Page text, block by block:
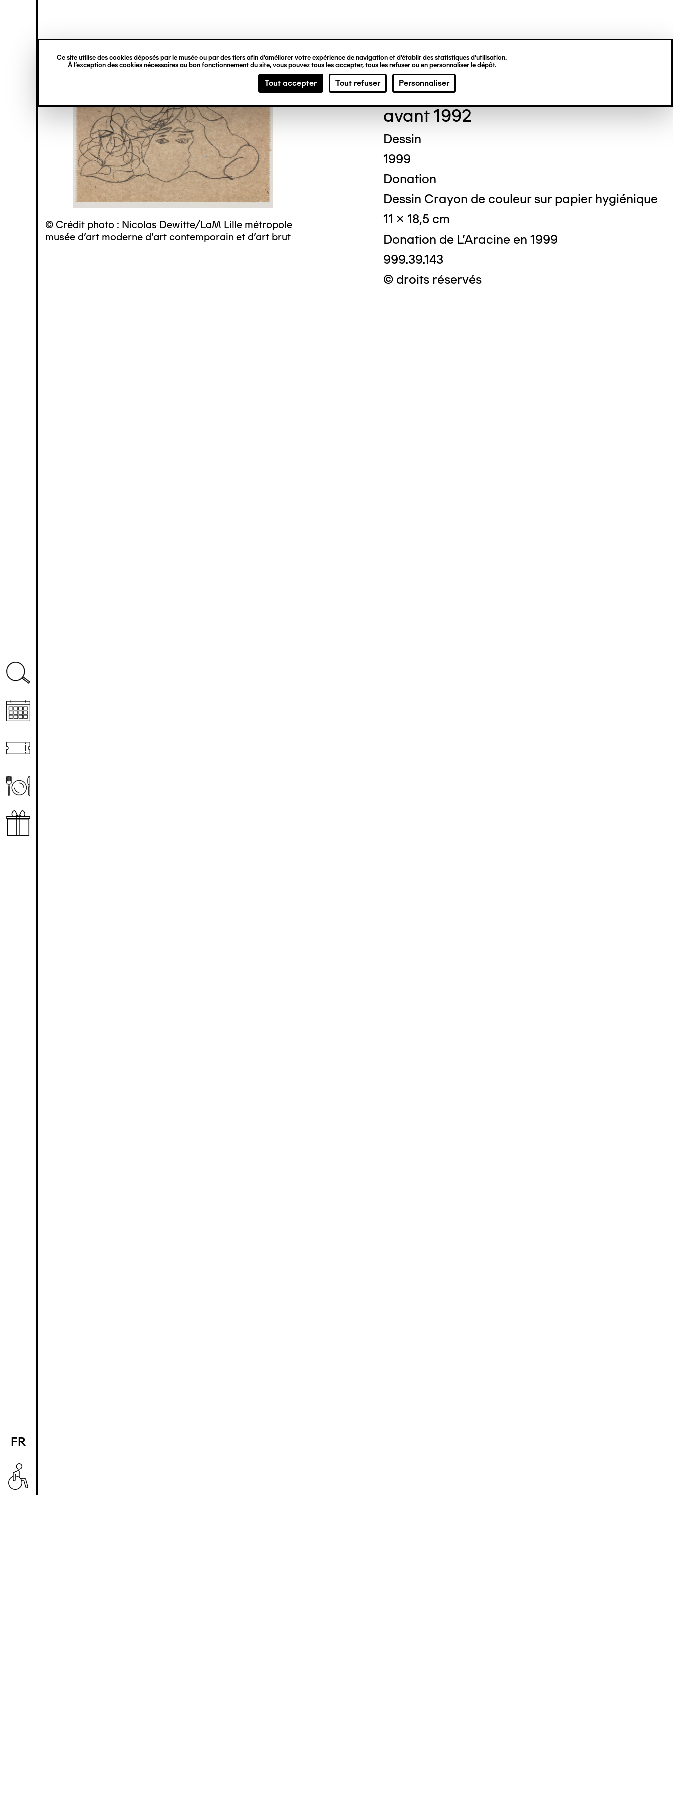
Ce site utilise des cookies déposés par le musée ou par des tiers afin d’améliorer votre expérience de navigation et d’établir des statistiques d’utilisation.
À l’exception des cookies nécessaires au bon fonctionnement du site, vous pouvez tous les accepter, tous les refuser ou en personnaliser le dépôt.
Tout accepter Tout refuser Personnaliser
principal
verticale
FR
EN
© Crédit photo : Nicolas Dewitte/LaM Lille métropole
musée d’art moderne d’art contemporain et d’art brut
Georgine HU
avant 1992
Dessin
1999
Donation
Dessin Crayon de couleur sur papier hygiénique
11 x 18,5 cm
Donation de L'Aracine en 1999
999.39.143
© droits réservés